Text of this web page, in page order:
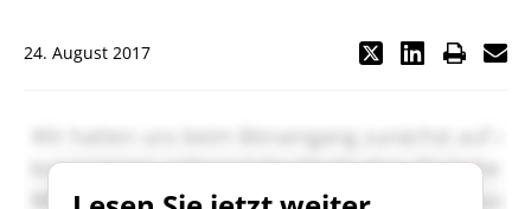
24. August 2017